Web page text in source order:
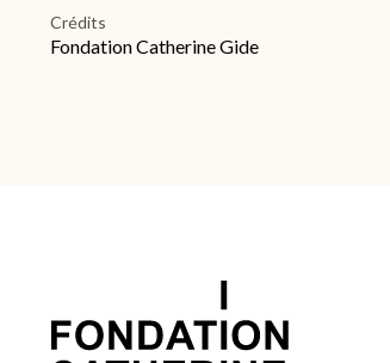
Crédits
Fondation Catherine Gide